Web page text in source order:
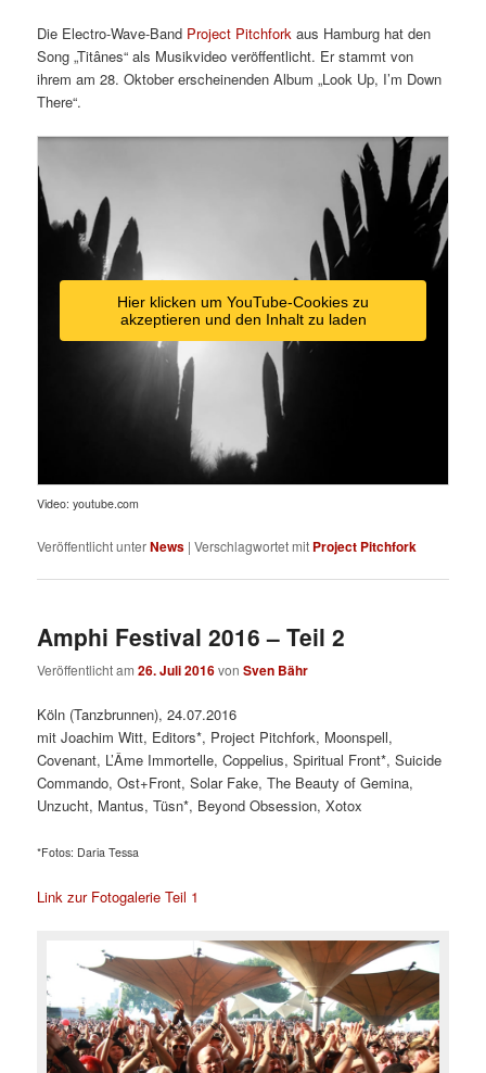
Die Electro-Wave-Band Project Pitchfork aus Hamburg hat den
Song „Titânes“ als Musikvideo veröffentlicht. Er stammt von
ihrem am 28. Oktober erscheinenden Album „Look Up, I’m Down
There“.
Hier klicken um YouTube-Cookies zu
akzeptieren und den Inhalt zu laden
Video: youtube.com
Veröffentlicht unterNews |Verschlagwortet mit Project Pitchfork
Amphi Festival 2016 – Teil 2
Veröffentlicht am26. Juli 2016vonSven Bähr
Köln (Tanzbrunnen), 24.07.2016
mit Joachim Witt, Editors*, Project Pitchfork, Moonspell,
Covenant, L’Âme Immortelle, Coppelius, Spiritual Front*, Suicide
Commando, Ost+Front, Solar Fake, The Beauty of Gemina,
Unzucht, Mantus, Tüsn*, Beyond Obsession, Xotox
*Fotos: Daria Tessa
Link zur Fotogalerie Teil 1